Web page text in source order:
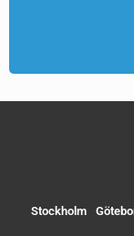
Stockholm